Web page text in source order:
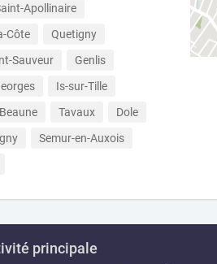
Apollinaire
Côte
Quetigny
Sauveur
Genlis
Is-sur-Tille
Beaune Tavaux
Dole
Semur-en-Auxois
principale